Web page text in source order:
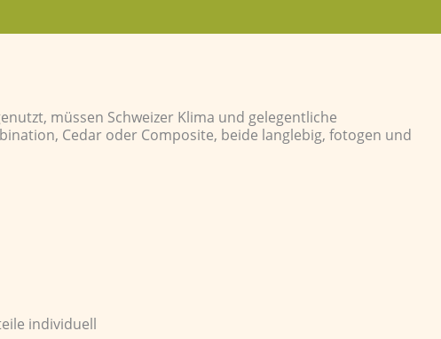
müssen Schweizer Klima und gelegentliche
Cedar oder Composite, beide langlebig, fotogen und
individuell